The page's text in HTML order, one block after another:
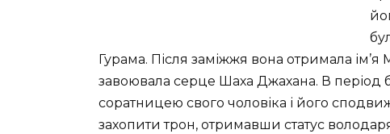
Гурама. Після заміжжя вона отримала
завоювала серце Шаха Джахана. В період
соратницею свого чоловіка і його
захопити трон, отримавши статус